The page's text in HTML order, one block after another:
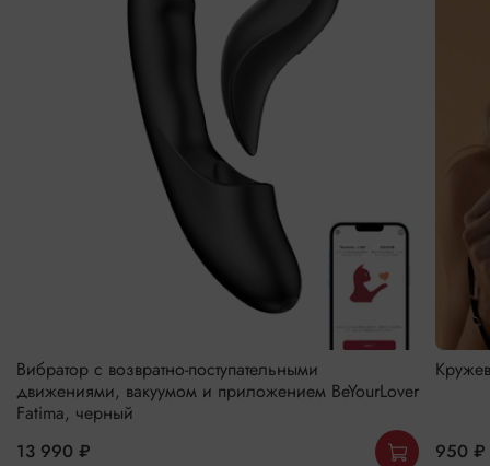
Вибратор с возвратно-поступательными
движениями, вакуумом и приложением BeYourLover
Fatima, черный
13 990 ₽
950 ₽